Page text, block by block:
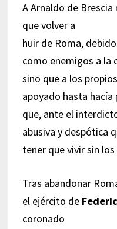
A Arnaldo de
que volver a
huir de Roma,
como enemigos a la
sino que a los
apoyado hasta hacía
que, ante el
abusiva y despótica
tener que vivir sin
Tras abandonar
el ejército de
coronado